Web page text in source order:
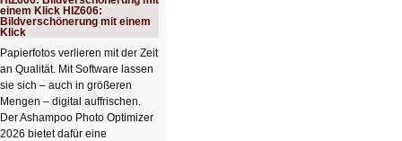
Rechenturbo
einem Klick HIZ606:
Bildverschönerung mit einem
Klick
Papierfotos verlieren mit der Zeit
an Qualität. Mit Software lassen
sie sich – auch in größeren
Mengen – digital auffrischen.
Der Ashampoo Photo Optimizer
2026 bietet dafür eine